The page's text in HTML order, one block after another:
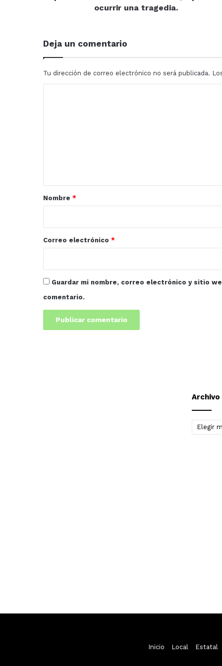
una
tragedia.
ocurrir una tragedia.
Deja un comentario
Tu dirección de correo electrónico no será publicada.
r
*
Nombre *
Correo electrónico *
Guardar mi nombre, correo electrónico y sitio
comentario.
Archivo
Archivo
Inicio Local Estatal